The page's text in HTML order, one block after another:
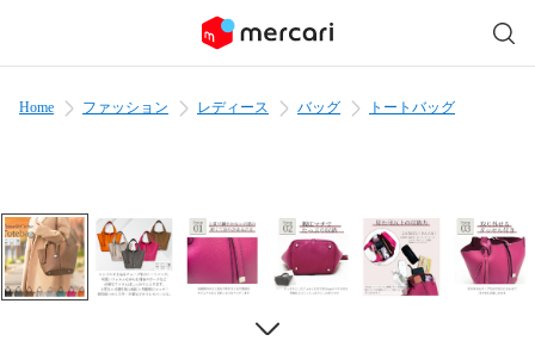
Home ファッション レディース バッグ トートバッグ